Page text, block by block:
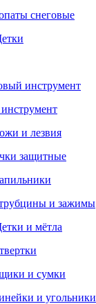
снеговые
инструмент
и лезвия
защитные
и зажимы
и мётла
и сумки
и угольники